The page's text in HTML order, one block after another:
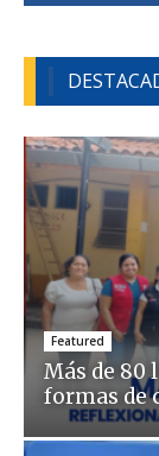
Featured
Más de 80
formas de